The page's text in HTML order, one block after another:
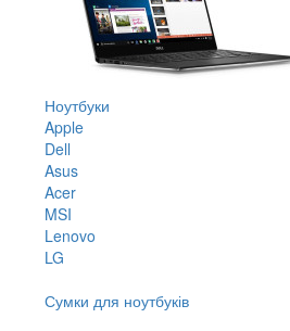
Ноутбуки
Apple
Dell
Asus
Acer
MSI
Lenovo
LG
Сумки для ноутбуків